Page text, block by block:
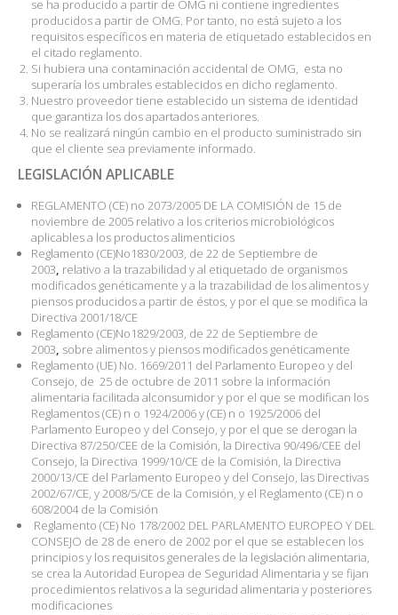
se ha producido a partir de OMG ni contiene ingredientes
producidos a partir de OMG. Por tanto, no está sujeto a los
requisitos específicos en materia de etiquetado establecidos en
el citado reglamento.
Si hubiera una contaminación accidental de OMG, esta no
superaría los umbrales establecidos en dicho reglamento.
Nuestro proveedor tiene establecido un sistema de identidad
que garantiza los dos apartados anteriores.
No se realizará ningún cambio en el producto suministrado sin
que el cliente sea previamente informado.
LEGISLACIÓN APLICABLE
REGLAMENTO (CE) no 2073/2005 DE LA COMISIÓN de 15 de
noviembre de 2005 relativo a los criterios microbiológicos
aplicables a los productos alimenticios
Reglamento (CE)No1830/2003, de 22 de Septiembre de
2003, relativo a la trazabilidad y al etiquetado de organismos
modificados genéticamente y a la trazabilidad de los alimentos y
piensos producidos a partir de éstos, y por el que se modifica la
Directiva 2001/18/CE
Reglamento (CE)No1829/2003, de 22 de Septiembre de
2003, sobre alimentos y piensos modificados genéticamente
Reglamento (UE) No. 1669/2011 del Parlamento Europeo y del
Consejo, de 25 de octubre de 2011 sobre la información
alimentaria facilitada alconsumidor y por el que se modifican los
Reglamentos (CE) n o 1924/2006 y (CE) n o 1925/2006 del
Parlamento Europeo y del Consejo, y por el que se derogan la
Directiva 87/250/CEE de la Comisión, la Directiva 90/496/CEE del
Consejo, la Directiva 1999/10/CE de la Comisión, la Directiva
2000/13/CE del Parlamento Europeo y del Consejo, las Directivas
2002/67/CE, y 2008/5/CE de la Comisión, y el Reglamento (CE) n o
608/2004 de la Comisión
Reglamento (CE) No 178/2002 DEL PARLAMENTO EUROPEO Y DEL
CONSEJO de 28 de enero de 2002 por el que se establecen los
principios y los requisitos generales de la legislación alimentaria,
se crea la Autoridad Europea de Seguridad Alimentaria y se fijan
procedimientos relativos a la seguridad alimentaria y posteriores
modificaciones